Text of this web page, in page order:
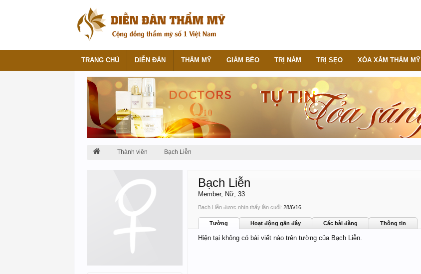
Thành viên Bạch Liễn
Bạch Liễn
Member, Nữ, 33
Bạch Liễn được nhìn thấy lần cuối: 28/6/16
Tường Hoạt động gần đây Các bài đăng Thông tin
Hiện tại không có bài viết nào trên tường của Bạch Liễn.
TRANG CHỦ DIỄN ĐÀN THẨM MỸ GIẢM BÉO TRỊ NÁM TRỊ SẸO XÓA XĂM THẨM MỸ